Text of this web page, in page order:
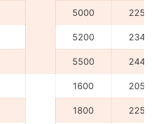
5000 2255
5200 2345
5500 2445
1600 2055
1800 2255